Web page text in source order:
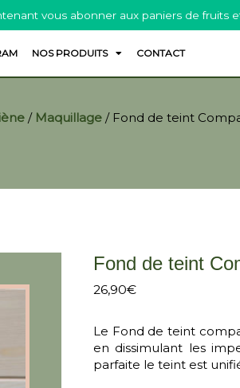
NOS PRODUITS CONTACT
/ Maquillage/ Fond de teint
Fond de teint
26,90€
Le Fond de teint
en dissimulant les
parfaite le teint est
vous abonner aux paniers de fruits